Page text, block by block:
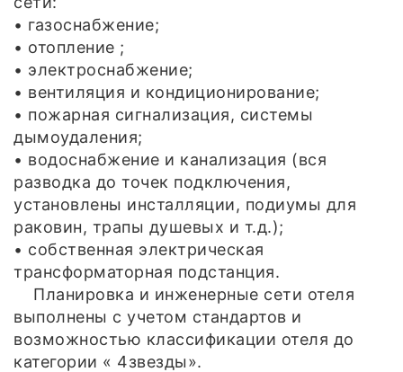
• газоснабжение;
• отопление ;
• электроснабжение;
• вентиляция и кондиционирование;
• пожарная сигнализация, системы
дымоудаления;
• водоснабжение и канализация (вся
разводка до точек подключения,
установлены инсталляции, подиумы для
раковин, трапы душевых и т.д.);
• собственная электрическая
трансформаторная подстанция.
Планировка и инженерные сети отеля
выполнены с учетом стандартов и
возможностью классификации отеля до
категории « 4звезды».